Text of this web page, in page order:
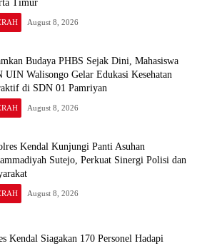
Timur
August 8, 2026
Budaya PHBS Sejak Dini, Mahasiswa
UIN Walisongo Gelar Edukasi Kesehatan
di SDN 01 Pamriyan
August 8, 2026
Kendal Kunjungi Panti Asuhan
Sutejo, Perkuat Sinergi Polisi dan
August 8, 2026
Kendal Siagakan 170 Personel Hadapi